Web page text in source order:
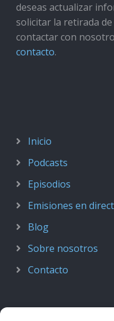
deseas actualizar
solicitar la retirada
contactar con
contacto.
Inicio
Podcasts
Episodios
Emisiones en
Blog
Sobre nosotros
Contacto